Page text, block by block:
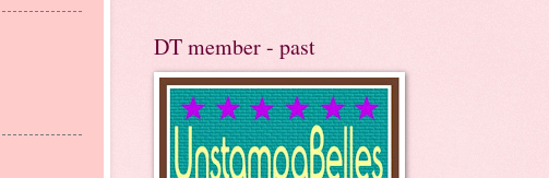
DT member - past